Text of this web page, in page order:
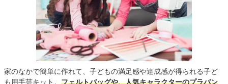
家のなかで簡単に作れて、子どもの満足感や達成感が得られる子ど
も用手芸キット。 フェルトバッグや、人気キャラクターのプラバン